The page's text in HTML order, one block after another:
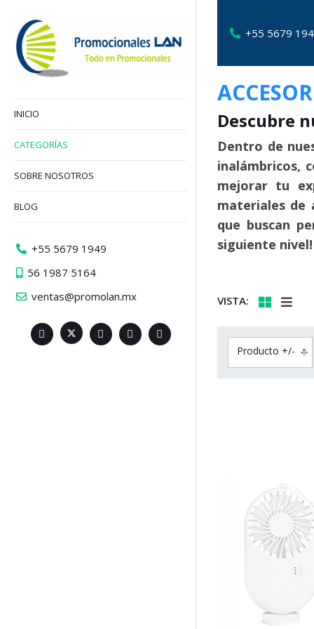
+55 5679
Descubre
Dentro de
inalámbricos,
mejorar tu
materiales de
que buscan
siguiente nivel!
VISTA:
Producto +/-
INICIO
CATEGORÍAS
SOBRE NOSOTROS
BLOG
+55 5679 1949
56 1987 5164
ventas@promolan.mx